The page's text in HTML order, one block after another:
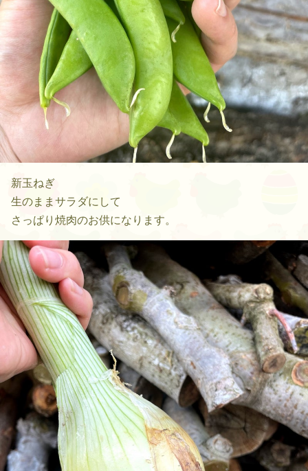
新玉ねぎ
生のままサラダにして
さっぱり焼肉のお供になります。